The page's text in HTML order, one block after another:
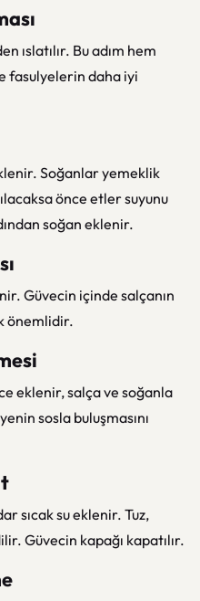
ıslatılır. Bu adım hem
fasulyelerin daha iyi
Soğanlar yemeklik
önce etler suyunu
soğan eklenir.
Güvecin içinde salçanın
önemlidir.
eklenir, salça ve soğanla
sosla buluşmasını
sıcak su eklenir. Tuz,
Güvecin kapağı kapatılır.